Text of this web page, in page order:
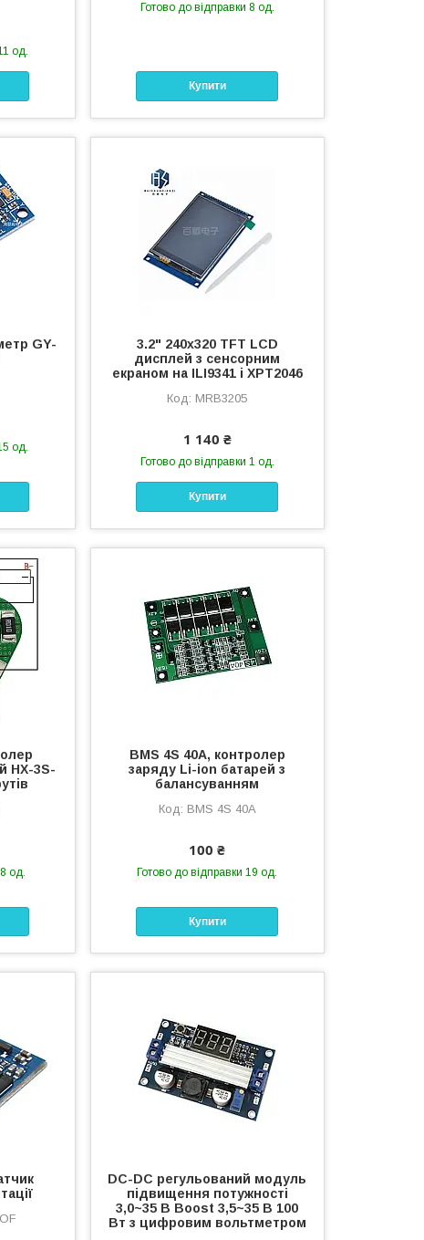
од.
Готово до відправки 8 од.
Купити
GY-
од.
3.2" 240x320 TFT LCD
дисплей з сенсорним
екраном на ILI9341 і XPT2046
MRB3205
1 140 ₴
Готово до відправки 1 од.
Купити
HX-3S-
од.
BMS 4S 40A, контролер
заряду Li-ion батарей з
балансуванням
BMS 4S 40A
100 ₴
Готово до відправки 19 од.
Купити
DC-DC регульований модуль
підвищення потужності
3,0~35 В Boost 3,5~35 В 100
Вт з цифровим вольтметром